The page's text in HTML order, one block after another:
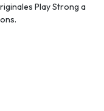
Play Strong a